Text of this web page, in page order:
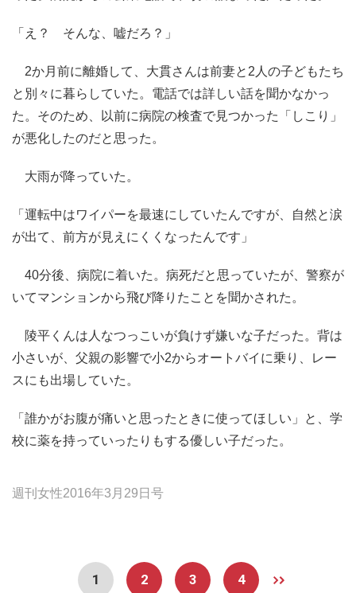
「え？ そんな、嘘だろ？」
2か月前に離婚して、大貫さんは前妻と2人の子どもたち
と別々に暮らしていた。電話では詳しい話を聞かなかっ
た。そのため、以前に病院の検査で見つかった「しこり」
が悪化したのだと思った。
大雨が降っていた。
「運転中はワイパーを最速にしていたんですが、自然と涙
が出て、前方が見えにくくなったんです」
40分後、病院に着いた。病死だと思っていたが、警察が
いてマンションから飛び降りたことを聞かされた。
陵平くんは人なつっこいが負けず嫌いな子だった。背は
小さいが、父親の影響で小2からオートバイに乗り、レー
スにも出場していた。
「誰かがお腹が痛いと思ったときに使ってほしい」と、学
校に薬を持っていったりもする優しい子だった。
週刊女性2016年3月29日号
1 2 3 4